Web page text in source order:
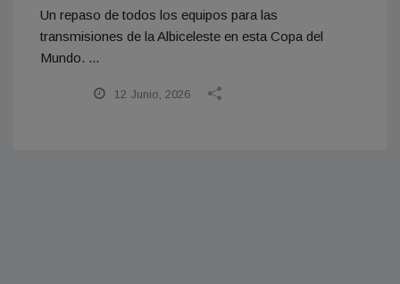
Un repaso de todos los equipos para las
transmisiones de la Albiceleste en esta Copa del
Mundo. ...
12 Junio, 2026